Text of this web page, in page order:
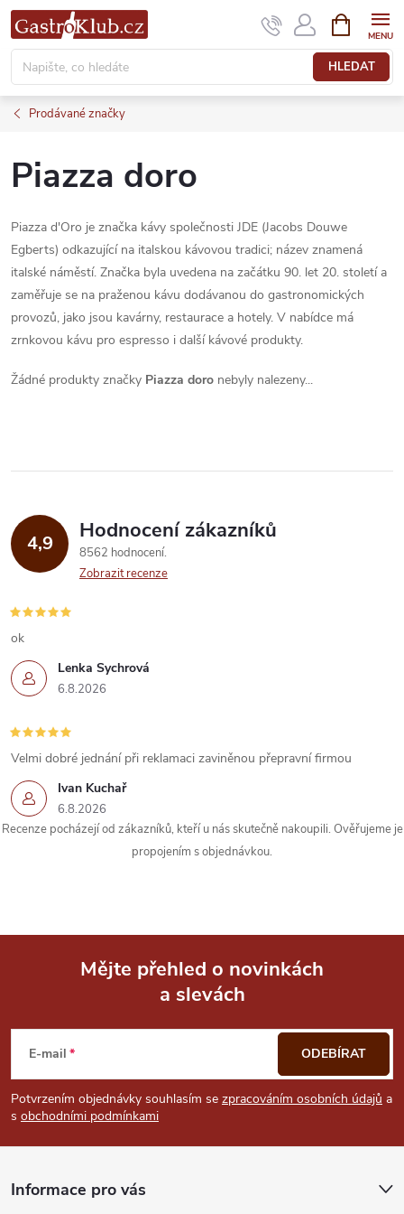
Přejít
na
obsah
HLEDAT
NÁKUPNÍ
KOŠÍK
Prodávané značky
Piazza doro
Piazza d'Oro je značka kávy společnosti JDE (Jacobs Douwe
Egberts) odkazující na italskou kávovou tradici; název znamená
italské náměstí. Značka byla uvedena na začátku 90. let 20. století a
zaměřuje se na praženou kávu dodávanou do gastronomických
provozů, jako jsou kavárny, restaurace a hotely. V nabídce má
zrnkovou kávu pro espresso i další kávové produkty.
Žádné produkty značky Piazza doro nebyly nalezeny...
4,9 Hodnocení zákazníků
8562 hodnocení
Zobrazit recenze
Lenka Sychrová
6.8.2026
ok
Ivan Kuchař
6.8.2026
Velmi dobré jednání při reklamaci zaviněnou přepravní firmou
Recenze pocházejí od zákazníků, kteří u nás skutečně nakoupili. Ověřujeme je
propojením s objednávkou.
p
a
Mějte přehled o novinkách
a slevách
E-mail
Potvrzením objednávky souhlasím se zpracováním osobních údajů a
s obchodními podmínkami
ODEBÍRAT
Informace pro vás